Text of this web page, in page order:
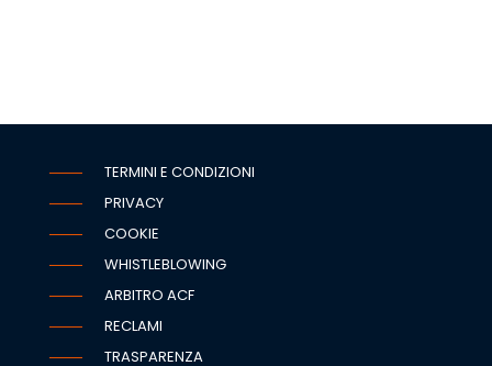
TERMINI E CONDIZIONI
PRIVACY
COOKIE
WHISTLEBLOWING
ARBITRO ACF
RECLAMI
TRASPARENZA